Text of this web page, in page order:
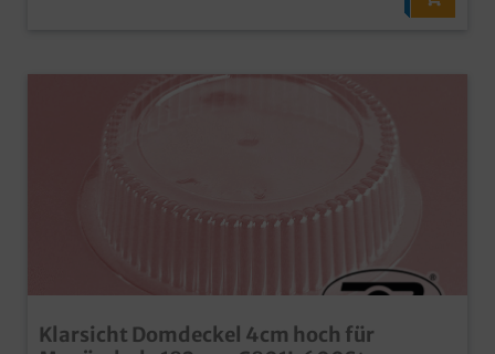
Klarsicht Domdeckel 4cm hoch für